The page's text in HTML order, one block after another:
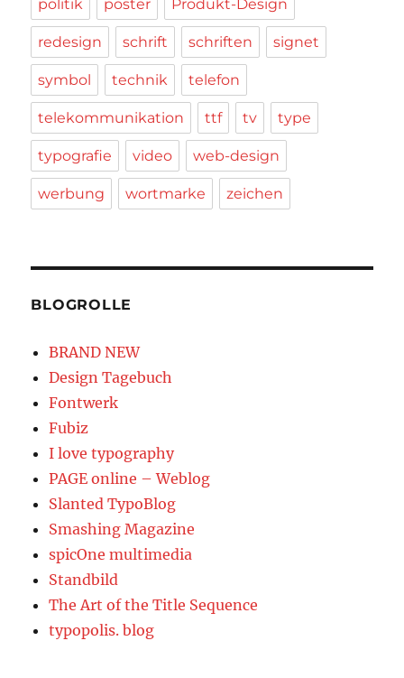
politik poster Produkt-Design
redesign schrift schriften signet
symbol technik telefon
telekommunikation ttf tv type
typografie video web-design
werbung wortmarke zeichen
BLOGROLLE
BRAND NEW
Design Tagebuch
Fontwerk
Fubiz
I love typography
PAGE online – Weblog
Slanted TypoBlog
Smashing Magazine
spicOne multimedia
Standbild
The Art of the Title Sequence
typopolis. blog